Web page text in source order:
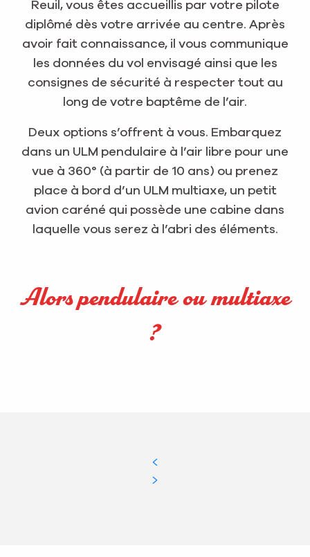
Reuil, vous êtes accueillis par votre pilote
diplômé dès votre arrivée au centre. Après
avoir fait connaissance, il vous communique
les données du vol envisagé ainsi que les
consignes de sécurité à respecter tout au
long de votre baptême de l’air.
Deux options s’offrent à vous. Embarquez
dans un ULM pendulaire à l’air libre pour une
vue à 360° (à partir de 10 ans) ou prenez
place à bord d’un ULM multiaxe, un petit
avion caréné qui possède une cabine dans
laquelle vous serez à l’abri des éléments.
Alors pendulaire ou multiaxe
?